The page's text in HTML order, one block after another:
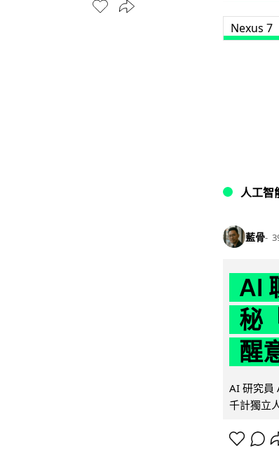
Nexus 7
人工智
藍骨
AI
秘
醒
AI 研究員
千計獨立